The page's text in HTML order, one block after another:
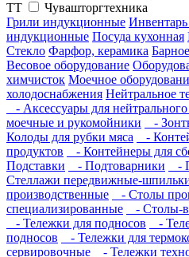
ТТ
Чувашторгтехника
Грили индукционные
индукционные Посуда кухонная
Стекло Фарфор, керамика
Весовое оборудование
химчисток Моечное
холодоснабжения Нейтральное
- Аксессуары для
моечные и рукомойники
-
Колоды для рубки мяса
-
продуктов
- Контейнеры для
Подставки
- Подтоварники -
Стеллажи передвижные-
производственные
- Столы
специализированные
- Столы-
- Тележки для подносов
-
подносов
- Тележки для
сервировочные
- Тележки